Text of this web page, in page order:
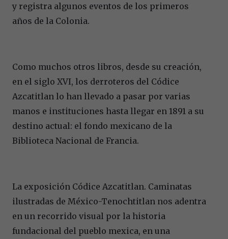
y registra algunos eventos de los primeros
años de la Colonia.
Como muchos otros libros, desde su creación,
en el siglo XVI, los derroteros del Códice
Azcatitlan lo han llevado a pasar por varias
manos e instituciones hasta llegar en 1891 a su
destino actual: el fondo mexicano de la
Biblioteca Nacional de Francia.
La exposición Códice Azcatitlan. Caminatas
ilustradas de México-Tenochtitlan nos adentra
en un recorrido visual por la historia
fundacional del pueblo mexica, en una